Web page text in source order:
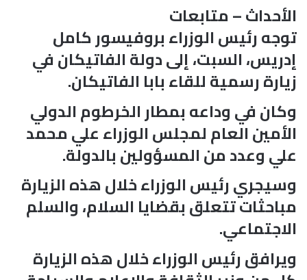
الأحداث – متابعات
توجه رئيس الوزراء بروفيسور كامل
إدريس، السبت، إلى دولة الفاتيكان في
زيارة رسمية للقاء بابا الفاتيكان.
وكان في وداعه بمطار الخرطوم الدولي
الأمين العام لمجلس الوزراء علي محمد
علي وعدد من المسؤولين بالدولة.
وسيجري رئيس الوزراء خلال هذه الزيارة
مباحثات تتعلق بقضايا السلام، والسلم
الاجتماعي.
ويرافق رئيس الوزراء خلال هذه الزيارة